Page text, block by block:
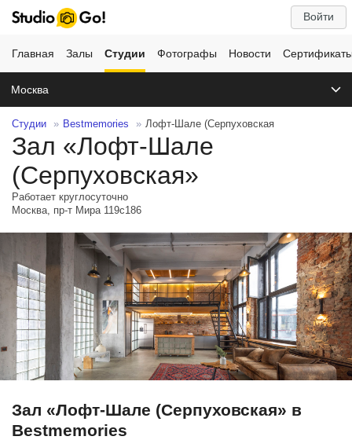
Войти
Главная Залы Студии Фотографы Новости
Москва
Студии Bestmemories Лофт-Шале (Серпуховская
Зал «Лофт-Шале
(Серпуховская»
Работает круглосуточно
Москва, пр-т Мира 119с186
Зал «Лофт-Шале (Серпуховская» в
Bestmemories